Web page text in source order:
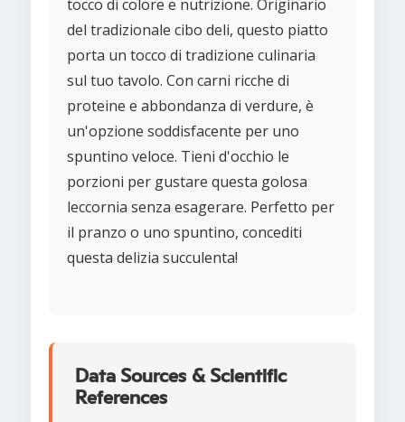
tocco di colore e nutrizione. Originario
del tradizionale cibo deli, questo piatto
porta un tocco di tradizione culinaria
sul tuo tavolo. Con carni ricche di
proteine e abbondanza di verdure, è
un'opzione soddisfacente per uno
spuntino veloce. Tieni d'occhio le
porzioni per gustare questa golosa
leccornia senza esagerare. Perfetto per
il pranzo o uno spuntino, concediti
questa delizia succulenta!
Data Sources & Scientific
References